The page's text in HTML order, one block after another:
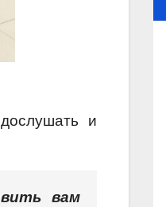
и
вам